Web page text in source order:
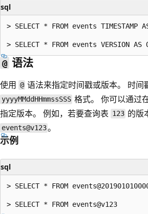
sql
> SELECT * FROM events
@ 语法
使用 @ 语法来指定时间戳或版本。 时间
yyyyMMddHHmmssSSS 格式。 你可以通过
指定版本。 例如，若要查询表 123 的版
events@v123。
示例
sql
> SELECT * FROM